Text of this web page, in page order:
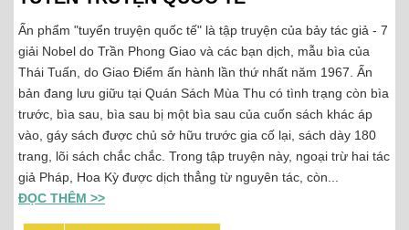
Ấn phẩm "tuyển truyện quốc tế" là tập truyện của bảy tác giả - 7
giải Nobel do Trần Phong Giao và các bạn dịch, mẫu bìa của
Thái Tuấn, do Giao Điểm ấn hành lần thứ nhất năm 1967. Ấn
bản đang lưu giữu tại Quán Sách Mùa Thu có tình trạng còn bìa
trước, bìa sau, bìa sau bị một bìa sau của cuốn sách khác áp
vào, gáy sách được chủ sở hữu trước gia cố lại, sách dày 180
trang, lõi sách chắc chắc. Trong tập truyện này, ngoại trừ hai tác
giả Pháp, Hoa Kỳ được dịch thẳng từ nguyên tác, còn...
ĐỌC THÊM >>